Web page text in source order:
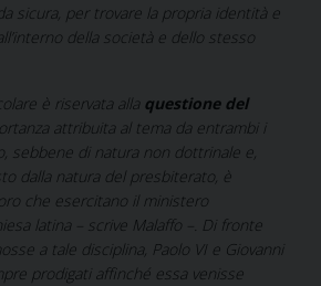
sicura, per trovare la propria identità e
della società e dello stesso
è riservata alla questione del
attribuita al tema da entrambi i
sebbene di natura non dottrinale e,
dalla natura del presbiterato, è
che esercitano il ministero
latina – scrive Malaffo –. Di fronte
a tale disciplina, Paolo VI e Giovanni
prodigati affinché essa venisse